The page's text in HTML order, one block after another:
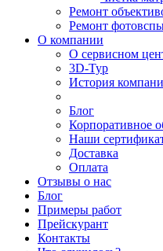
Ремонт
Ремонт
О компании
О сервисном
3D-Тур
История
Блог
Корпоративное
Наши
Доставка
Оплата
Отзывы о нас
Блог
Примеры работ
Прейскурант
Контакты